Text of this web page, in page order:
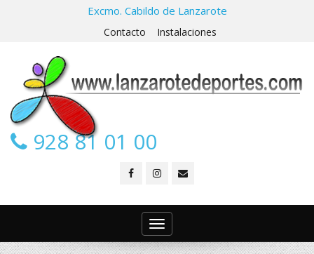
Excmo. Cabildo de Lanzarote
Contacto Instalaciones
928 81 01 00
Toggle
navigation